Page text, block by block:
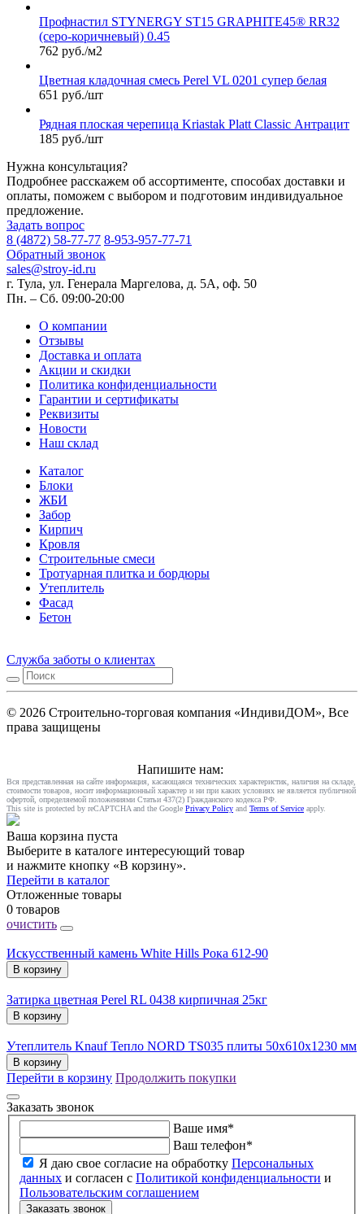
Профнастил STYNERGY ST15 GRAPHITE45® RR32
(серо-коричневый) 0.45
762 руб./м2
Цветная кладочная смесь Perel VL 0201 супер белая
651 руб./шт
Рядная плоская черепица Kriastak Platt Classic Антрацит
185 руб./шт
Нужна консультация?
Подробнее расскажем об ассортименте, способах доставки и
оплаты, поможем с выбором и подготовим индивидуальное
предложение.
Задать вопрос
8 (4872) 58-77-77 8-953-957-77-71
Обратный звонок
sales@stroy-id.ru
г. Тула, ул. Генерала Маргелова, д. 5А, оф. 50
Пн. – Cб. 09:00-20:00
О компании
Отзывы
Доставка и оплата
Акции и скидки
Политика конфиденциальности
Гарантии и сертификаты
Реквизиты
Новости
Наш склад
Каталог
Блоки
ЖБИ
Забор
Кирпич
Кровля
Строительные смеси
Тротуарная плитка и бордюры
Утеплитель
Фасад
Бетон
Служба заботы о клиентах
© 2026 Строительно-торговая компания «ИндивиДОМ», Все
права защищены
Напишите нам:
Вся представленная на сайте информация, касающаяся технических характеристик, наличия на складе,
стоимости товаров, носит информационный характер и ни при каких условиях не является публичной
офертой, определяемой положениями Статьи 437(2) Гражданского кодекса РФ.
This site is protected by reCAPTCHA and the Google Privacy Policy and Terms of Service apply.
Ваша корзина пуста
Выберите в каталоге интересующий товар
и нажмите кнопку «В корзину».
Перейти в каталог
Отложенные товары
0 товаров
очистить
Искусственный камень White Hills Рока 612-90
В корзину
Затирка цветная Perel RL 0438 кирпичная 25кг
В корзину
Утеплитель Knauf Тепло NORD TS035 плиты 50х610х1230 мм
В корзину
Перейти в корзину Продолжить покупки
Заказать звонок
Ваше имя*
Ваш телефон*
Я даю свое согласие на обработку Персональных
данных и согласен с Политикой конфиденциальности и
Пользовательским соглашением
Заказать звонок